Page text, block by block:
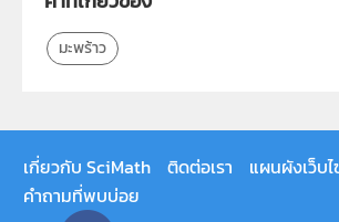
มะพร้าว
เกี่ยวกับ SciMath ติดต่อเรา
แผนผังเว็บ
คำถามที่พบบ่อย